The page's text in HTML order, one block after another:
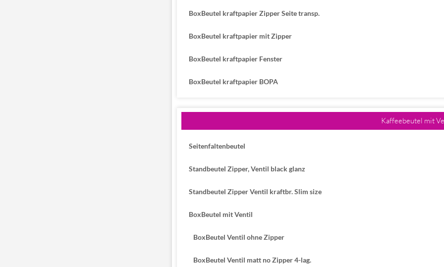
BoxBeutel kraftpapier Zipper Seite transp.
BoxBeutel kraftpapier mit Zipper
BoxBeutel kraftpapier Fenster
BoxBeutel kraftpapier BOPA
Kaffeebeutel mit
Seitenfaltenbeutel
Standbeutel Zipper, Ventil black glanz
Standbeutel Zipper Ventil kraftbr. Slim size
BoxBeutel mit Ventil
BoxBeutel Ventil ohne Zipper
BoxBeutel Ventil matt no Zipper 4-lag.